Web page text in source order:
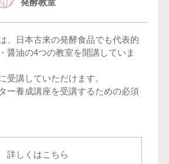
、日本古来の発酵食品でも代表的
醤油の4つの教室を開講していま
受講していただけます。
ー養成講座を受講するための必須
詳しくはこちら